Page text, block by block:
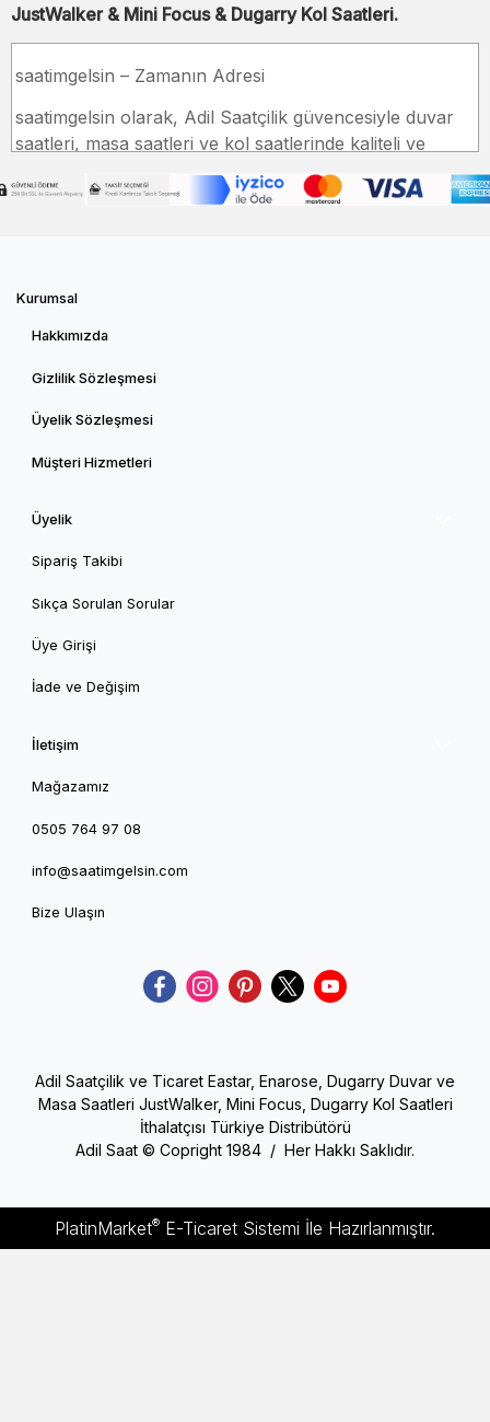
JustWalker & Mini Focus & Dugarry Kol Saatleri.
saatimgelsin – Zamanın Adresi
saatimgelsin olarak, Adil Saatçilik güvencesiyle duvar
saatleri, masa saatleri ve kol saatlerinde kaliteli ve
estetik tasarımlar sunmaktan gurur duyuyoruz. Eastar,
Enarose, JustWalker, Mini Focus ve Dugarry gibi
Neden saatimgelsin?
42 Yıllık Deneyim – Saat sektöründe kalite ve güvenin
Geniş Ürün Yelpazesi – Kol saatlerinde duvar ve masa
saatlerine kadar her tarza uygun modeller.
incelemeye başlayın.
Kurumsal
Hakkımızda
Gizlilik Sözleşmesi
Üyelik Sözleşmesi
Müşteri Hizmetleri
Üyelik
Sipariş Takibi
Sıkça Sorulan Sorular
Üye Girişi
İade ve Değişim
İletişim
Mağazamız
0505 764 97 08
info@saatimgelsin.com
Bize Ulaşın
Adil Saatçilik ve Ticaret Eastar, Enarose, Dugarry Duvar ve
Masa Saatleri JustWalker, Mini Focus, Dugarry Kol Saatleri
İthalatçısı Türkiye Distribütörü
Adil Saat © Copright 1984 / Her Hakkı Saklıdır.
PlatinMarket® E-Ticaret Sistemi İle Hazırlanmıştır.